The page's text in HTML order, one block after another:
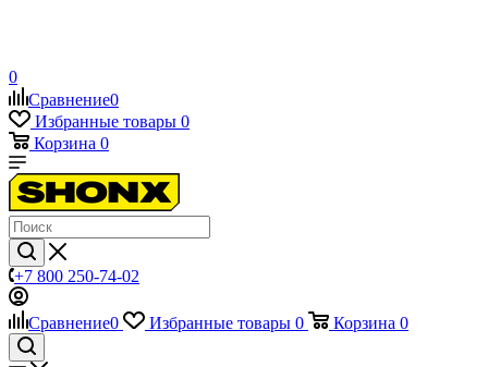
0
Сравнение0
Избранные товары 0
Корзина 0
+7 800 250-74-02
Сравнение0 Избранные товары 0 Корзина 0